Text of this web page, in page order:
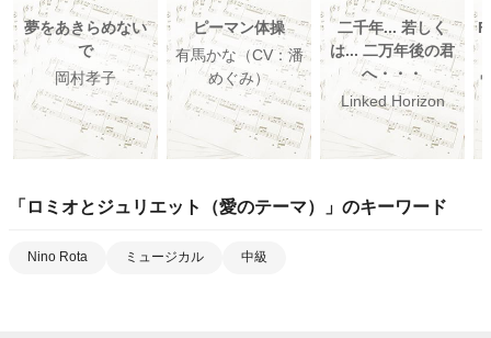
夢をあきらめない
で
岡村孝子
ピーマン体操
有馬かな（CV：潘
めぐみ）
二千年... 若しく
は... 二万年後の君
へ・・・
Linked Horizon
「 ロミオとジュリエット（愛のテーマ） 」のキーワード
Nino Rota ミュージカル 中級